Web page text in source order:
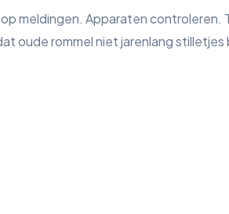
meldingen. Apparaten controleren.
oude rommel niet jarenlang stilletjes